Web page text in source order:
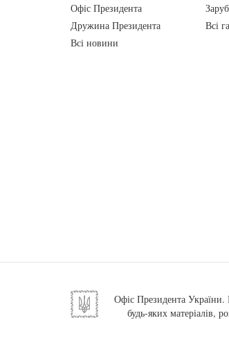
Офіс Президента
Дружина Президента
Всі новини
Всі
Офіс Президента України.
будь-яких матеріалів,